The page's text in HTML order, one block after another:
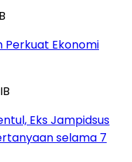
Perkuat Ekonomi
Eks Jampidsus
selama 7